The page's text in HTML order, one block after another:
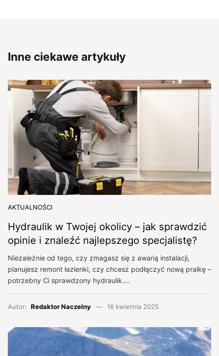
Inne ciekawe artykuły
AKTUALNOŚCI
Hydraulik w Twojej okolicy – jak sprawdzić
opinie i znaleźć najlepszego specjalistę?
Niezależnie od tego, czy zmagasz się z awarią instalacji,
planujesz remont łazienki, czy chcesz podłączyć nową pralkę –
potrzebny Ci sprawdzony hydraulik.…
Autor: Redaktor Naczelny 16 kwietnia 2025